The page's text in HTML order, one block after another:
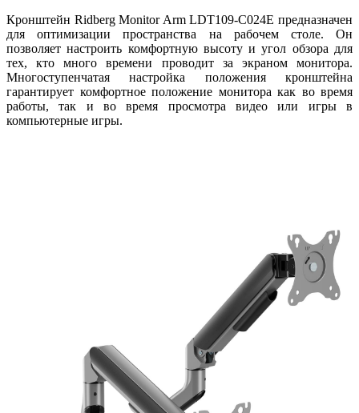
Кронштейн Ridberg Monitor Arm LDT109-C024E предназначен
для оптимизации пространства на рабочем столе. Он
позволяет настроить комфортную высоту и угол обзора для
тех, кто много времени проводит за экраном монитора.
Многоступенчатая настройка положения кронштейна
гарантирует комфортное положение монитора как во время
работы, так и во время просмотра видео или игры в
компьютерные игры.